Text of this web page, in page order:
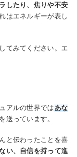
したり、焦りや不安
はエネルギーが表し
してみてください。エ
アルの世界ではあな
送っています。
と伝わったことを喜
い、自信を持って進